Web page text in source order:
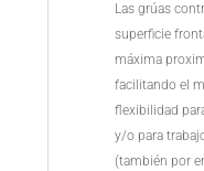
Las grúas
superficie
máxima
facilitando el
flexibilidad
y/o para
(también por